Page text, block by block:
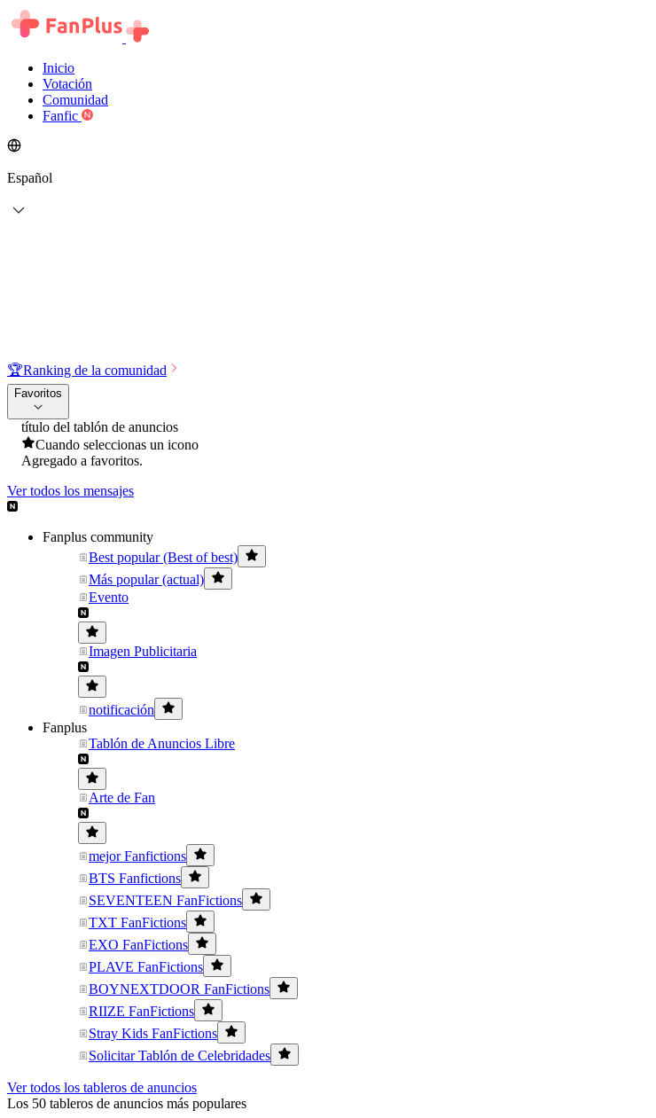
Inicio
Votación
Comunidad
Fanfic
Español
🏆Ranking de la comunidad
Favoritos
título del tablón de anuncios
Cuando seleccionas un icono
Agregado a favoritos.
Ver todos los mensajes
Fanplus community
Best popular (Best of best)
Más popular (actual)
Evento
Imagen Publicitaria
notificación
Fanplus
Tablón de Anuncios Libre
Arte de Fan
mejor Fanfictions
BTS Fanfictions
SEVENTEEN FanFictions
TXT FanFictions
EXO FanFictions
PLAVE FanFictions
BOYNEXTDOOR FanFictions
RIIZE FanFictions
Stray Kids FanFictions
Solicitar Tablón de Celebridades
Ver todos los tableros de anuncios
Los 50 tableros de anuncios más populares